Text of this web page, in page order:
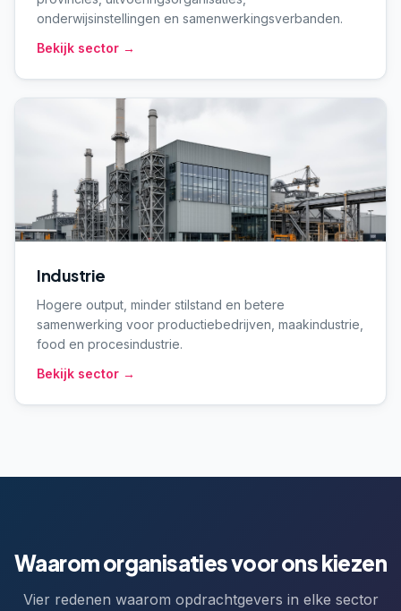
onderwijsinstellingen en samenwerkingsverbanden.
Bekijk sector →
Industrie
Hogere output, minder stilstand en betere
samenwerking voor productiebedrijven, maakindustrie,
food en procesindustrie.
Bekijk sector →
Waarom organisaties voor ons kiezen
Vier redenen waarom opdrachtgevers in elke sector